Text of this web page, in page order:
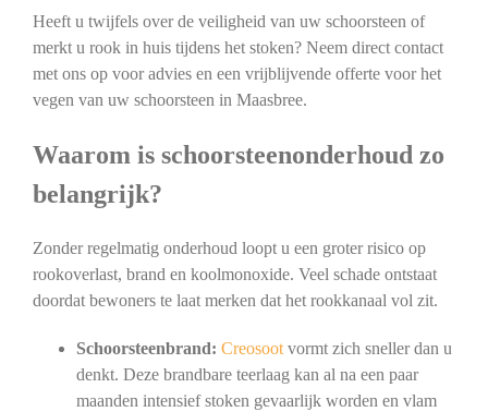
Heeft u twijfels over de veiligheid van uw schoorsteen of
merkt u rook in huis tijdens het stoken? Neem direct contact
met ons op voor advies en een vrijblijvende offerte voor het
vegen van uw schoorsteen in Maasbree.
Waarom is schoorsteenonderhoud zo
belangrijk?
Zonder regelmatig onderhoud loopt u een groter risico op
rookoverlast, brand en koolmonoxide. Veel schade ontstaat
doordat bewoners te laat merken dat het rookkanaal vol zit.
Schoorsteenbrand: Creosootvormt zich sneller dan u
denkt. Deze brandbare teerlaag kan al na een paar
maanden intensief stoken gevaarlijk worden en vlam